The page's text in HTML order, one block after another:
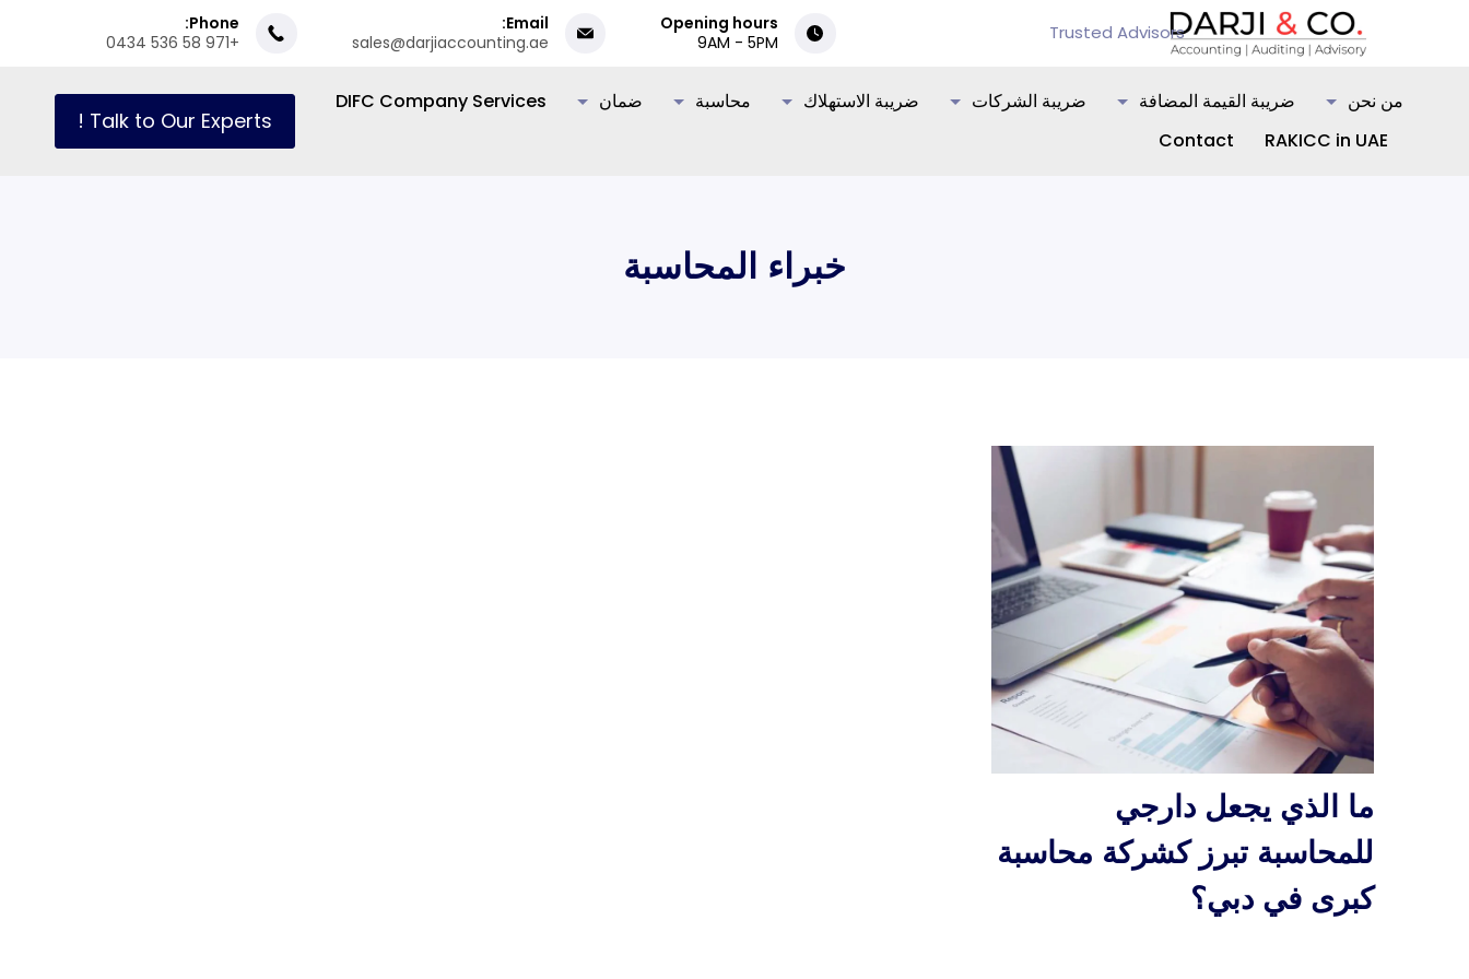
Trusted Advisors
Opening hours
9AM - 5PM
Email:
sales@darjiaccounting.ae
Phone:
+971 58 536 0434
من نحن ضريبة القيمة المضافة ضريبة الشركات ضريبة الاستهلاك محاسبة ضمان
DIFC Company Services
RAKICC in UAE
Contact
Talk to Our Experts !
خبراء المحاسبة
ما الذي يجعل دارجي
للمحاسبة تبرز كشركة محاسبة
كبرى في دبي؟